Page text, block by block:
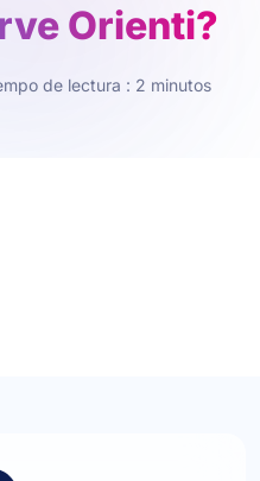
Orienti?
de lectura : 2 minutos